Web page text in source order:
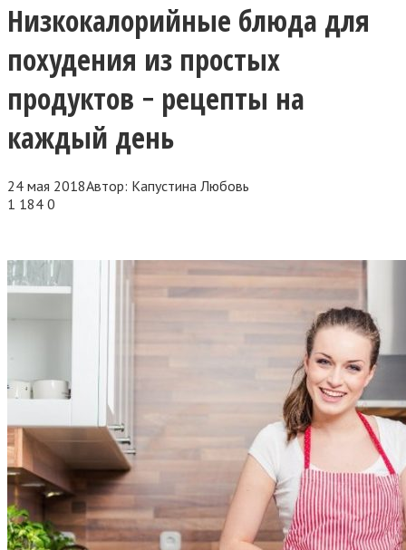
Низкокалорийные блюда для
похудения из простых
продуктов − рецепты на
каждый день
24 мая 2018Автор: Капустина Любовь
1 184 0